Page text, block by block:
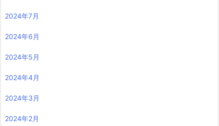
2024年7月
2024年6月
2024年5月
2024年4月
2024年3月
2024年2月